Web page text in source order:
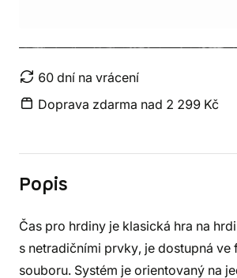
60 dní na vrácení
Doprava zdarma nad 2 299 Kč
Popis
Čas pro hrdiny je klasická hra na
s netradičními prvky, je dostupná ve
souboru. Systém je orientovaný na